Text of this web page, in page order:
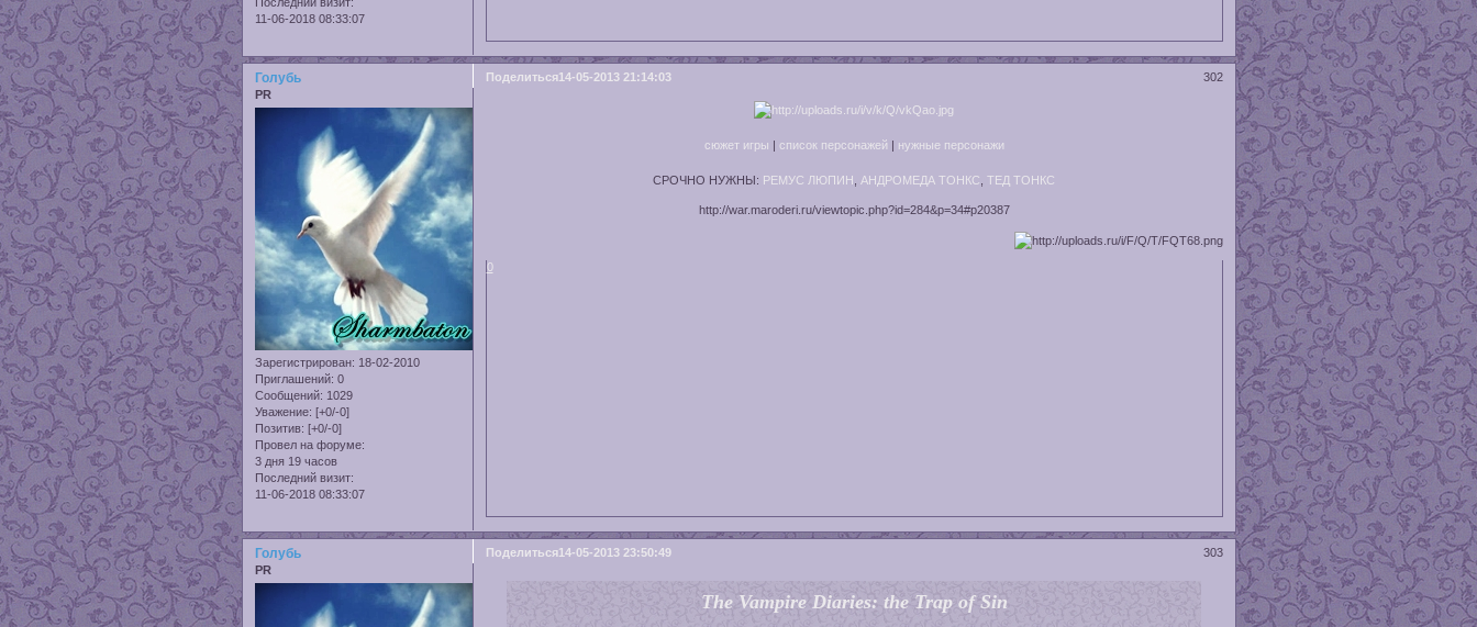
11-06-2018 08:33:07
Поделиться 302
14-05-2013 21:14:03
Голубь
PR
Зарегистрирован: 18-02-2010
Приглашений: 0
Сообщений: 1029
Уважение: [+0/-0]
Позитив: [+0/-0]
Провел на форуме:
3 дня 19 часов
Последний визит:
11-06-2018 08:33:07
сюжет игры список персонажей нужные персонажи
СРОЧНО НУЖНЫ: РЕМУС ЛЮПИН АНДРОМЕДА ТОНКС ТЕД ТОНКС
http://war.maroderi.ru/viewtopic.php?id=284&p=34#p20387
0
Поделиться 303
14-05-2013 23:50:49
Голубь
PR
The Vampire Diaries: the Trap of Sin